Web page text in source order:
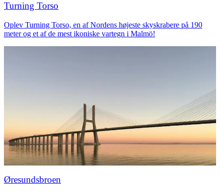
Turning Torso
Oplev Turning Torso, en af Nordens højeste skyskrabere på 190
meter og et af de mest ikoniske vartegn i Malmö!
Øresundsbroen